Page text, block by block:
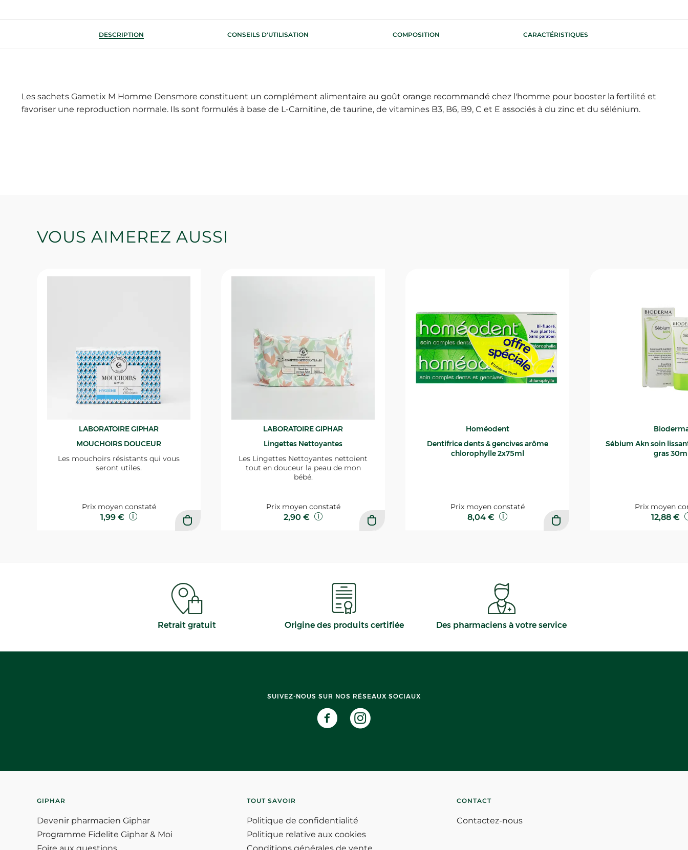
DESCRIPTION CONSEILS D'UTILISATION COMPOSITION CARACTÉRISTIQUES
Les sachets Gametix M Homme Densmore constituent un complément alimentaire au goût orange recommandé chez l'homme pour booster la fertilité et
favoriser une reproduction normale. Ils sont formulés à base de L-Carnitine, de taurine, de vitamines B3, B6, B9, C et E associés à du zinc et du sélénium.
VOUS AIMEREZ AUSSI
LABORATOIRE GIPHAR
MOUCHOIRS DOUCEUR
Les mouchoirs résistants qui vous
seront utiles.
Prix moyen constaté
1,99 €
LABORATOIRE GIPHAR
Lingettes Nettoyantes
Les Lingettes Nettoyantes nettoient
tout en douceur la peau de mon
bébé.
Prix moyen constaté
2,90 €
Homéodent
Dentifrice dents & gencives arôme
chlorophylle 2x75ml
Prix moyen constaté
8,04 €
Sébium Akn soin lissant
gras
Prix moyen
12,88 €
Retrait gratuit Origine des produits certifiée Des pharmaciens à votre service
SUIVEZ-NOUS SUR NOS RÉSEAUX SOCIAUX
GIPHAR
Devenir pharmacien Giphar
Programme Fidelite Giphar & Moi
Foire aux questions
TOUT SAVOIR
Politique de confidentialité
Politique relative aux cookies
Conditions générales de vente
CONTACT
Contactez-nous